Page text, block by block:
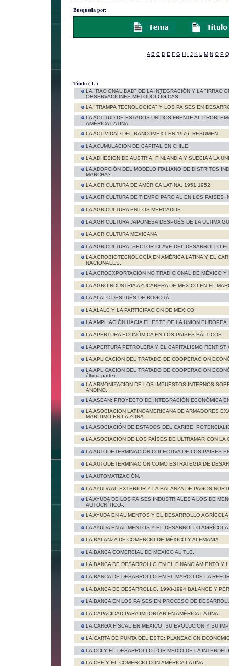
Búsqueda por:
A B C D E F G H I J K L M N O P Q
Titulo ( L )
LA "RACIONALIDAD" DE LA INTEGRACIÓN Y LA
OBSERVACIONES METODOLÓGICAS.
LA "TRAMPA TECNOLOGICA" Y LOS PAISES EN
LA ACTITUD DE ESTADOS UNIDOS FRENTE AL
AMÉRICA LATINA.
LA ACTIVIDAD DEL BANCOMEXT EN 1976. RESUMEN.
LA ACUMULACION DE CAPITAL EN CHILE.
LA ADHESIÓN DE AUSTRIA, FINLANDIA Y SUECIA A LA
LA ADOPCIÓN DEL MODELO ITALIANO DE DISTRITOS
MARCHA?.
LA AGRICULTURA DE AMÉRICA LATINA. 1951·1952.
LA AGRICULTURA DE TIEMPO PARCIAL EN LOS PAISES
LA AGRICULTURA EN LOS MERCADOS.
LA AGRICULTURA JAPONESA DESPUÉS DE LA ULTIMA
LA AGRICULTURA MEXICANA.
LA AGRICULTURA: SECTOR CLAVE DEL DESARROLLO
LA AGROBIOTECNOLOGÍA EN AMÉRICA LATINA Y EL
NACIONALES.
LA AGROEXPORTACIÓN NO TRADICIONAL DE MÉXICO Y
LA AGROINDUSTRIA AZUCARERA DE MÉXICO EN EL
LA ALALC DESPUÉS DE BOGOTÁ.
LA ALALC Y LA PARTICIPACION DE MEXICO.
LA AMPLIACIÓN HACIA EL ESTE DE LA UNIÓN EUROPEA.
LA APERTURA ECONÓMICA EN LOS PAISES BÁLTICOS.
LA APERTURA PETROLERA Y EL CAPITALISMO
LA APLICACION DEL TRATADO DE COOPERACION
LA APLICACION DEL TRATADO DE COOPERACION
última parte).
LA ARMONIZACION DE LOS IMPUESTOS INTERNOS
ANDINO.
LA ASEAN: PROYECTO DE INTEGRACIÓN ECONÓMICA
LA ASOCIACION LATINOAMERICANA DE ARMADORES
MARITIMO EN LA ZONA.
LA ASOCIACIÓN DE ESTADOS DEL CARIBE:
LA ASOCIACIÓN DE LOS PAÍSES DE ULTRAMAR CON LA
LA AUTODETERMINACIÓN COLECTIVA DE LOS PAISES
LA AUTODETERMINACIÓN COMO ESTRATEGIA DE
LA AUTOMATIZACIÓN.
LA AYUDA AL EXTERIOR Y LA BALANZA DE PAGOS
LA AYUDA DE LOS PAISES INDUSTRIALES A LOS DE
AUTOCRÍTICO-.
LA AYUDA EN ALIMENTOS Y EL DESARROLLO
LA AYUDA EN ALIMENTOS Y EL DESARROLLO
LA BALANZA DE COMERCIO DE MÉXICO Y ALEMANIA.
LA BANCA COMERCIAL DE MÉXICO AL TLC.
LA BANCA DE DESARROLLO EN EL FINANCIAMIENTO Y
LA BANCA DE DESARROLLO EN EL MARCO DE LA
LA BANCA DE DESARROLLO, 1998-1994:BALANCE Y
LA BANCA EN LOS PAISES EN PROCESO DE
LA CAPACIDAD PARA IMPORTAR EN AMÉRICA LATINA.
LA CARGA FISCAL EN MEXICO, SU EVOLUCION Y SU
LA CARTA DE PUNTA DEL ESTE: PLANEACION
LA CCI Y EL DESARROLLO POR MEDIO DE LA
LA CEE Y EL COMERCIO CON AMÉRICA LATINA .